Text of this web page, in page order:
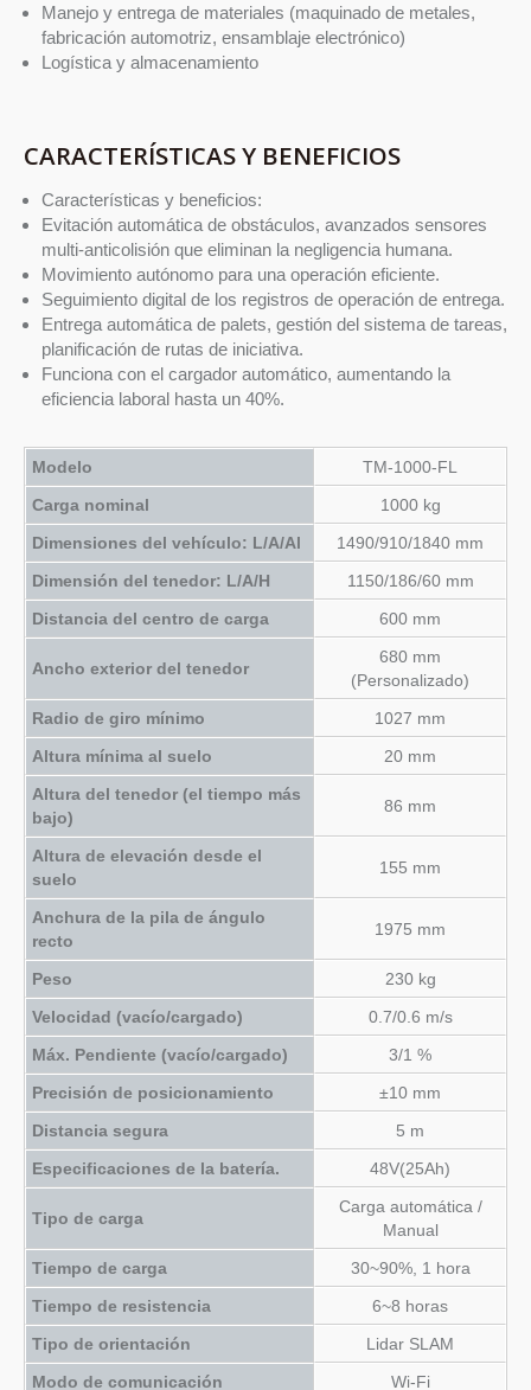
Manejo y entrega de materiales (maquinado de metales,
fabricación automotriz, ensamblaje electrónico)
Logística y almacenamiento
CARACTERÍSTICAS Y BENEFICIOS
Características y beneficios:
Evitación automática de obstáculos, avanzados sensores
multi-anticolisión que eliminan la negligencia humana.
Movimiento autónomo para una operación eficiente.
Seguimiento digital de los registros de operación de entrega.
Entrega automática de palets, gestión del sistema de tareas,
planificación de rutas de iniciativa.
Funciona con el cargador automático, aumentando la
eficiencia laboral hasta un 40%.
Modelo
TM-1000-FL
Carga nominal
1000 kg
Dimensiones del vehículo: L/A/Al
1490/910/1840 mm
Dimensión del tenedor: L/A/H
1150/186/60 mm
Distancia del centro de carga
600 mm
Ancho exterior del tenedor
680 mm
(Personalizado)
Radio de giro mínimo
1027 mm
Altura mínima al suelo
20 mm
Altura del tenedor (el tiempo más
bajo)
86 mm
Altura de elevación desde el
suelo
155 mm
Anchura de la pila de ángulo
recto
1975 mm
Peso
230 kg
Velocidad (vacío/cargado)
0.7/0.6 m/s
Máx. Pendiente (vacío/cargado)
3/1 %
Precisión de posicionamiento
±10 mm
Distancia segura
5 m
Especificaciones de la batería.
48V(25Ah)
Tipo de carga
Carga automática /
Manual
Tiempo de carga
30~90%, 1 hora
Tiempo de resistencia
6~8 horas
Tipo de orientación
Lidar SLAM
Modo de comunicación
Wi-Fi